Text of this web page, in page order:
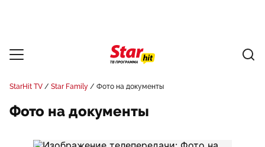
StarHit TV Star Family Фото на документы
Фото на документы